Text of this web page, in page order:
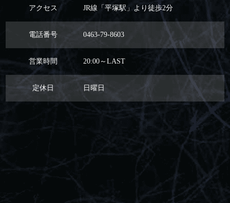
アクセス JR線「平塚駅」より徒歩2分
電話番号 0463-79-8603
営業時間 20:00～LAST
定休日 日曜日